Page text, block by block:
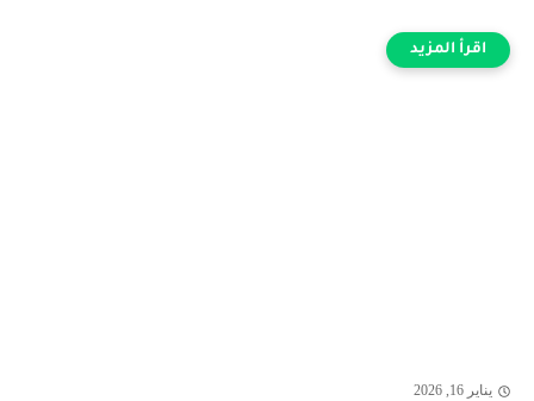
يناير 16, 2026